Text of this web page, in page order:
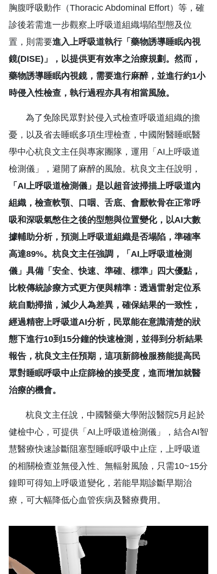
胸腹呼吸動作（Thoracic Abdominal Effort）等，確
診後若需進一步觀察上呼吸道組織塌陷型態及位
置，則需要進入上呼吸道執行「藥物誘導睡眠內視
鏡(DISE)」，以提供更有效率之治療規劃。然而，
藥物誘導睡眠內視鏡，需要進行麻醉，並進行約1小
時侵入性檢查，執行過程亦具有相當風險。
為了免除民眾對於侵入式檢查呼吸道組織的擔
憂，以及省去睡眠多項生理檢查，中國附醫睡眠醫
學中心杭良文主任與專家團隊，運用「AI上呼吸道
檢測儀」，避開了麻醉的風險。杭良文主任說明，
「AI上呼吸道檢測儀」是以超音波掃描上呼吸道內
組織，檢查軟顎、口咽、舌底、會厭軟骨在正常呼
吸和深吸氣憋住之後的型態與位置變化，以AI大數
據輔助分析，預測上呼吸道組織是否塌陷，準確率
高達89%。杭良文主任強調，「AI上呼吸道檢測
儀」具備「安全、快速、準確、標準」四大優點，
比較傳統診療方式更方便與精準：透過雷射定位系
統自動掃描，減少人為差異，確保結果的一致性，
經過精密上呼吸道AI分析，民眾能在意識清楚的狀
態下進行10到15分鐘的快速檢測，並得到分析結果
報告，杭良文主任預期，這項新篩檢服務能提高民
眾對睡眠呼吸中止症篩檢的接受度，進而增加就醫
治療的機會。
杭良文主任說，中國醫藥大學附設醫院5月起於
健檢中心，可提供「AI上呼吸道檢測儀」，結合AI智
慧醫療快速診斷阻塞型睡眠呼吸中止症，上呼吸道
的相關檢查並無侵入性、無輻射風險，只需10~15分
鐘即可得知上呼吸道變化，若能早期診斷早期治
療，可大幅降低心血管疾病及醫療費用。